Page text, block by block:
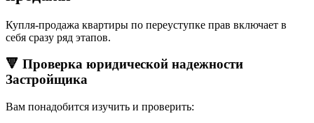
Купля-продажа квартиры по переуступке прав включает в
себя сразу ряд этапов.
🔻 Проверка юридической надежности
Застройщика
Вам понадобится изучить и проверить: